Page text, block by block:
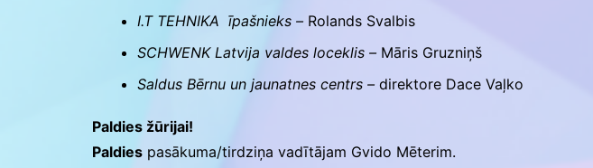
I.T TEHNIKA īpašnieks – Rolands Svalbis
SCHWENK Latvija valdes loceklis – Māris Gruzniņš
Saldus Bērnu un jaunatnes centrs – direktore Dace Vaļko
Paldies žūrijai!
Paldies pasākuma/tirdziņa vadītājam Gvido Mēterim.